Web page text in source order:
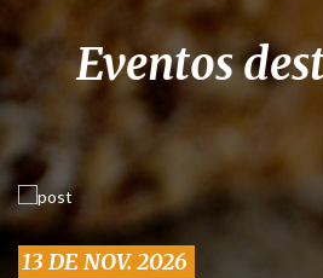
Eventos
13 DE NOV. 2026